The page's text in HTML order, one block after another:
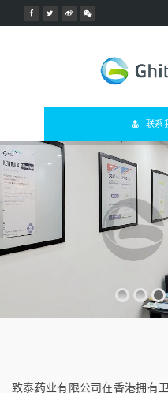
联系
致泰药业有限公司在香港拥有